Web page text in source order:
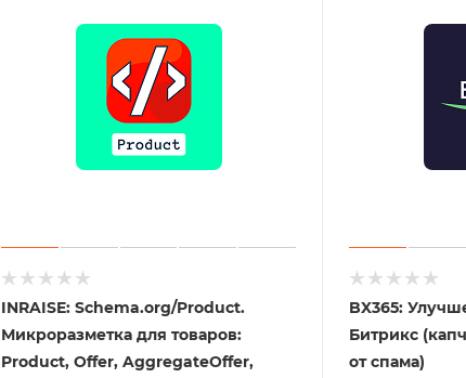
INRAISE: Schema.org/Product.
Микроразметка для товаров:
Product, Offer, AggregateOffer,
BX365:
Битрикс
от спама)